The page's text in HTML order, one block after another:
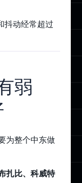
抖动经常超过
弱
为整个中东做
扎比、科威特